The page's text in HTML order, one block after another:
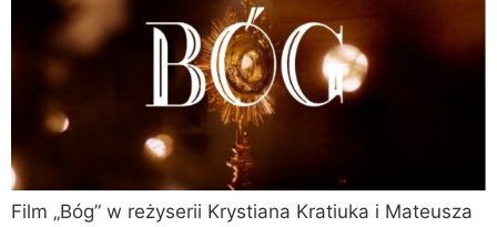
Film „Bóg” w reżyserii Krystiana Kratiuka i Mateusza